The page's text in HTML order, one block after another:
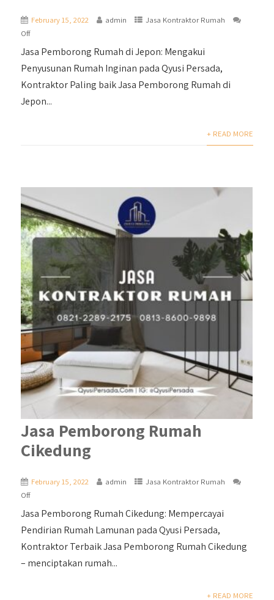
February 15, 2022 admin
Jasa Kontraktor Rumah
Off
Jasa Pemborong Rumah di Jepon: Mengakui
Penyusunan Rumah Inginan pada Qyusi Persada,
Kontraktor Paling baik Jasa Pemborong Rumah di
Jepon...
+ READ MORE
Jasa Pemborong Rumah
Cikedung
February 15, 2022 admin
Jasa Kontraktor Rumah
Off
Jasa Pemborong Rumah Cikedung: Mempercayai
Pendirian Rumah Lamunan pada Qyusi Persada,
Kontraktor Terbaik Jasa Pemborong Rumah Cikedung
– menciptakan rumah...
+ READ MORE